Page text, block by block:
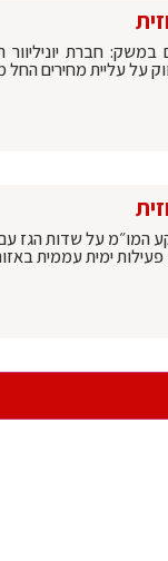
במשק: חברת
על עליית מחירים
המו״מ על שדות הגז עם
פעילות ימית עממית